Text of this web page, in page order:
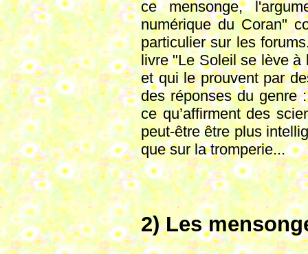
ce mensonge,
numérique du Coran"
particulier sur les
livre "Le Soleil se lève à
et qui le prouvent par
des réponses du genre
ce qu’affirment des
peut-être être plus
que sur la tromperie...
2) Les